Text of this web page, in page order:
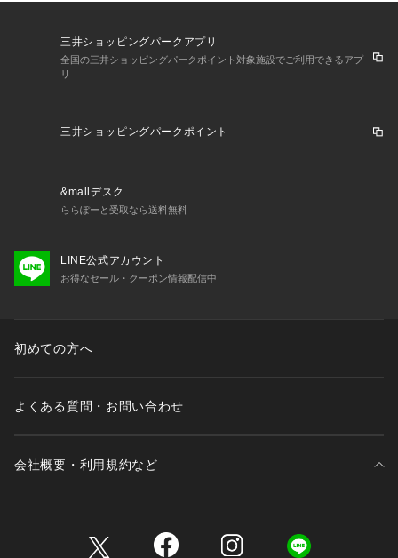
※画像の商品はサンプルとなります。
る場合がございます。
Item Code：BBI15580
三井ショッピングパークアプリ
全国の三井ショッピングパークポイント対象施設でご利用できるアプ
リ
三井ショッピングパークポイント
&mallデスク
ららぽーと受取なら送料無料
LINE公式アカウント
お得なセール・クーポン情報配信中
初めての方へ
よくある質問・お問い合わせ
会社概要・利用規約など